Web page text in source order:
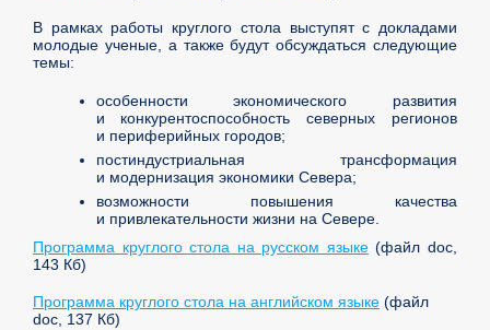
В рамках работы круглого стола выступят с докладами
молодые ученые, а также будут обсуждаться следующие
темы:
особенности экономического развития
и конкурентоспособность северных регионов
и периферийных городов;
постиндустриальная трансформация
и модернизация экономики Севера;
возможности повышения качества
и привлекательности жизни на Севере.
Программа круглого стола на русском языке(файл doc,
143 Кб)
Программа круглого стола на английском языке (файл
doc, 137 Кб)